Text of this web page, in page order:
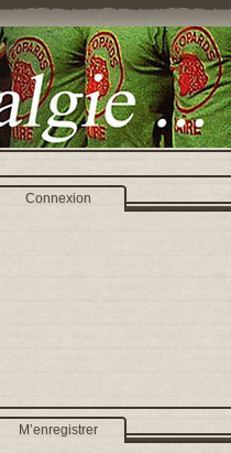
Connexion
M’enregistrer